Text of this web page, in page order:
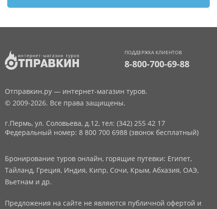
ПОДДЕРЖКА КЛИЕНТОВ
8-800-700-69-88
Отправкин.ру — интернет-магазин туров.
© 2009-2026. Все права защищены.
г.Пермь, ул. Соловьева, д.12, тел: (342) 255 42 17
Федеральный номер: 8 800 700 6988 (звонок бесплатный)
Бронирование туров онлайн, горящие путевки: Египет,
Тайланд, Греция, Индия, Кипр, Сочи, Крым, Абхазия, ОАЭ,
Вьетнам и др.
Предложения на сайте не являются публичной офертой и